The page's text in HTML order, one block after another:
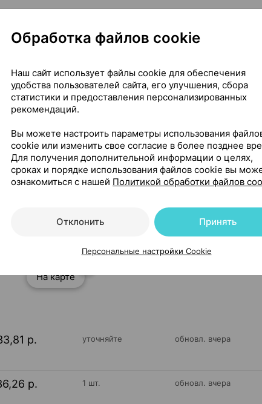
памяти, размер L], ×1, ТД Тривес Россия
памяти, размер L]
памяти, размер L], ×1, ТД Тривес Россия
На карте
р. уточняйте обновл. вчера
р. 1 шт. обновл. вчера
Обработка файлов cookie
Наш сайт использует файлы cookie для обеспечения
удобства пользователей сайта, его улучшения, сбора
статистики и предоставления персонализированных
рекомендаций.
Вы можете настроить параметры использования
cookie или изменить свое согласие в более позднее
Для получения дополнительной информации о целях,
сроках и порядке использования файлов cookie вы
ознакомиться с нашей Политикой обработки файлов
Отклонить Принять
Персональные настройки Cookie